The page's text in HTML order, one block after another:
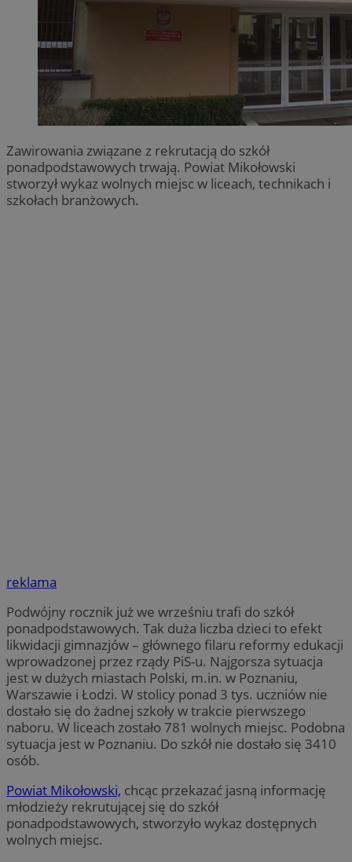
Zawirowania związane z rekrutacją do szkół
ponadpodstawowych trwają. Powiat Mikołowski
stworzył wykaz wolnych miejsc w liceach, technikach i
szkołach branżowych.
reklama
Podwójny rocznik już we wrześniu trafi do szkół
ponadpodstawowych. Tak duża liczba dzieci to efekt
likwidacji gimnazjów – głównego filaru reformy edukacji
wprowadzonej przez rządy PiS-u. Najgorsza sytuacja
jest w dużych miastach Polski, m.in. w Poznaniu,
Warszawie i Łodzi. W stolicy ponad 3 tys. uczniów nie
dostało się do żadnej szkoły w trakcie pierwszego
naboru. W liceach zostało 781 wolnych miejsc. Podobna
sytuacja jest w Poznaniu. Do szkół nie dostało się 3410
osób.
Powiat Mikołowski, chcąc przekazać jasną informację
młodzieży rekrutującej się do szkół
ponadpodstawowych, stworzyło wykaz dostępnych
wolnych miejsc.